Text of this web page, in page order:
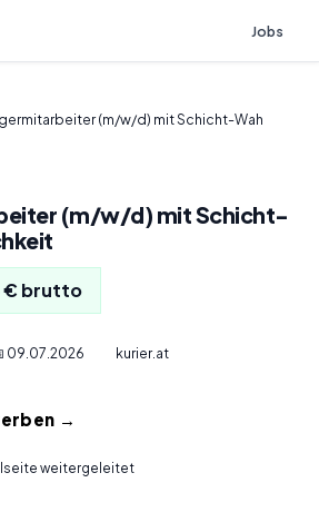
Jobs
(m/w/d) mit Schicht-Wah
(m/w/d) mit Schicht-
€ brutto
09.07.2026 kurier.at
→
weitergeleitet